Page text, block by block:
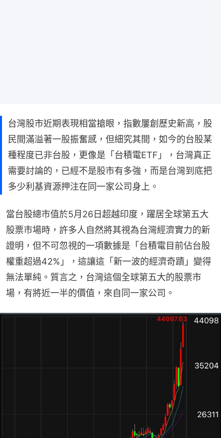
台灣股市近期表現相當搶眼，指數屢創歷史新高，股
民間滿溢著一股振奮感，但細究其間，如今的台股某
種程度已非台股，更像是「台積電ETF」，台灣真正
需要討論的，已經不是股市有多強，而是台灣到底把
多少利基資源押注在同一家公司身上。
當台股總市值於5月26日超越印度，躍居全球第五大
股票市場時，許多人自然將其視為台灣經濟實力的新
證明，但不可忽視的一項數據是「台積電目前佔台股
權重超過42%」，這讓這「新一波的經濟奇蹟」變得
無法單純。質言之，台灣這個全球第五大的股票市
場，有將近一半的價值，來自同一家公司。